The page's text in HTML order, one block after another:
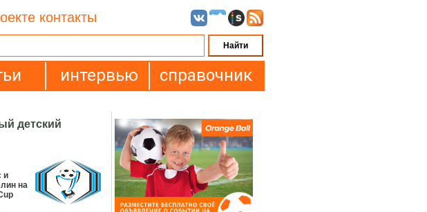
контакты
интервью справочник
детский
и
на